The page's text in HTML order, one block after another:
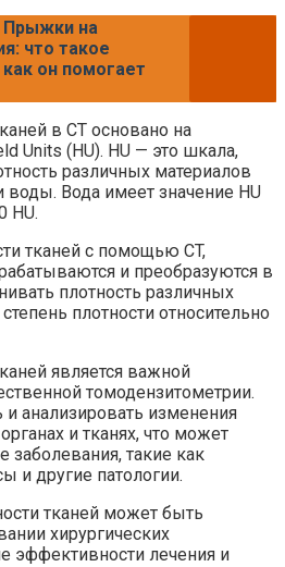
Прыжки на
что такое
он помогает
в CT основано на
Units (HU). HU — это шкала,
различных материалов
воды. Вода имеет значение HU
HU.
тканей с помощью CT,
и преобразуются в
плотность различных
плотности относительно
является важной
томодензитометрии.
анализировать изменения
и тканях, что может
заболевания, такие как
и другие патологии.
тканей может быть
хирургических
эффективности лечения и